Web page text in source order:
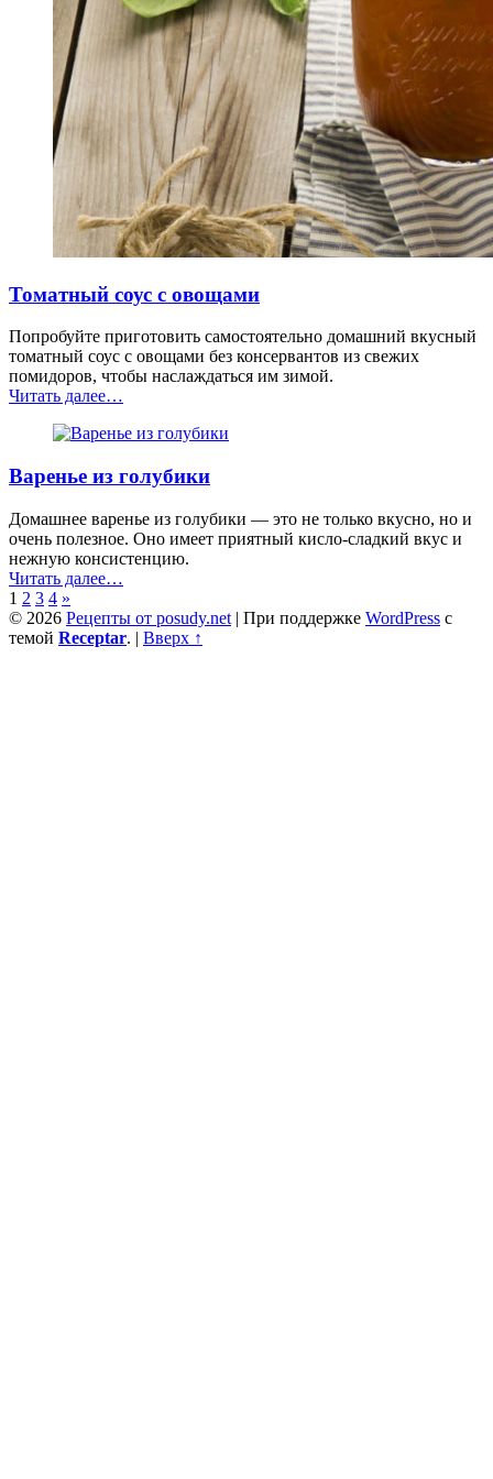
Томатный соус с овощами
Попробуйте приготовить самостоятельно домашний вкусный
томатный соус с овощами без консервантов из свежих
помидоров, чтобы наслаждаться им зимой.
Читать далее“Томатный
с
…
Варенье из голубики
Домашнее варенье из голубики — это не только вкусно, но и
очень полезное. Оно имеет приятный кисло-сладкий вкус и
нежную консистенцию.
Читать далее“Варенье
голубики”
…
1 2 3 4 »
© 2026 Рецепты от posudy.net | При поддержке WordPress с
темой Receptar. | Вверх ↑